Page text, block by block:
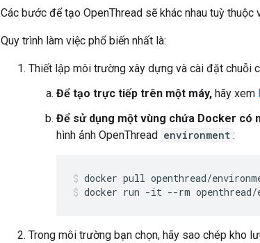
Các bước để tạo OpenThread sẽ khác nhau tuỳ
Quy trình làm việc phổ biến nhất là:
Thiết lập môi trường xây dựng và cài đặt chuỗi
Để tạo trực tiếp trên một máy, hãy xem
Để sử dụng một vùng chứa Docker có
hình ảnh OpenThread environment :
docker pull openthread/
docker run -it --rm openthread/
Trong môi trường bạn chọn, hãy sao chép kho